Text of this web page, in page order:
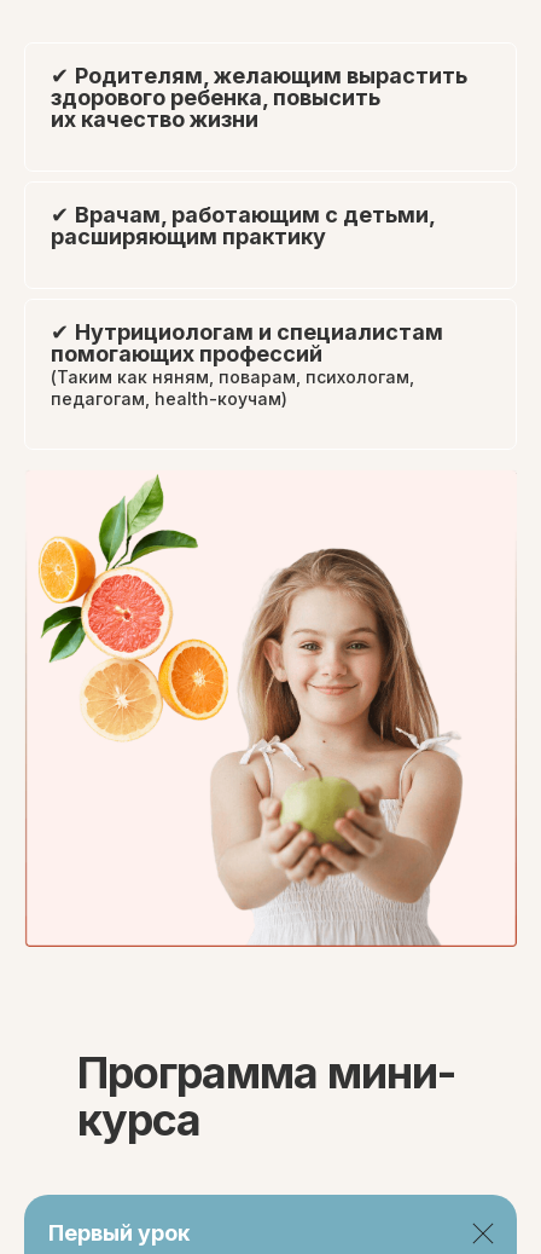
✔ Родителям, желающим вырастить
здорового ребенка, повысить
их качество жизни
✔ Врачам, работающим с детьми,
расширяющим практику
✔ Нутрициологам и специалистам
помогающих профессий
(Таким как няням, поварам, психологам,
педагогам, health-коучам)
Программа мини-
курса
Первый урок